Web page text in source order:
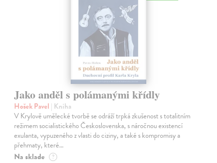
Jako anděl s polámanými křídly
Hošek Pavel | Kniha
V Krylově umělecké tvorbě se odráží trpká zkušenost s totalitním
režimem socialistického Československa, s náročnou existencí
exulanta, vypuzeného z vlasti do ciziny, a také s kompromisy a
přehmaty, které…
Na sklade ?